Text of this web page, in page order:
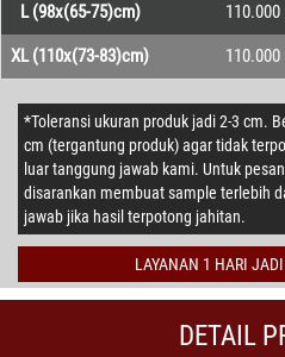
L (98x(65-75)cm) 110.000
XL (110x(73-83)cm) 110.000
*Toleransi ukuran produk jadi 2-3 cm.
cm (tergantung produk) agar tidak
luar tanggung jawab kami. Untuk
disarankan membuat sample terlebih
jawab jika hasil terpotong jahitan.
LAYANAN 1 HARI
DETAIL